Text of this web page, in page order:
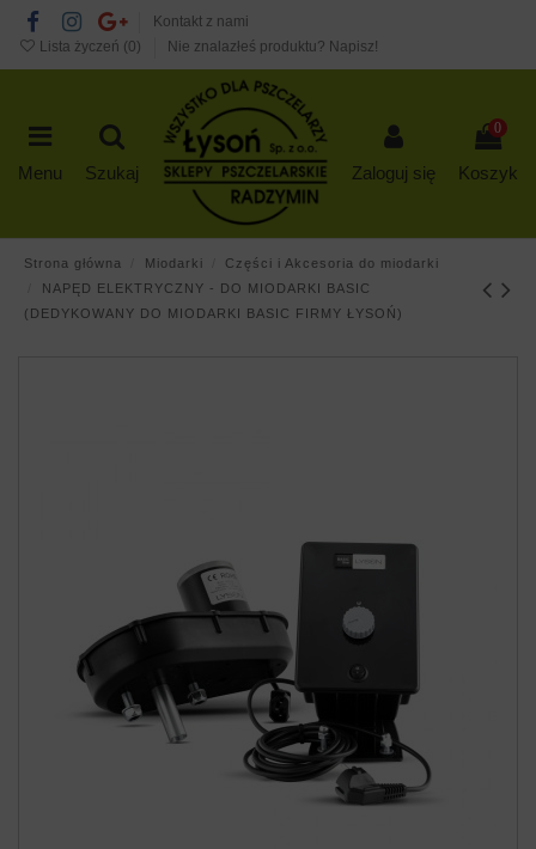
Kontakt z nami
Lista życzeń (0) Nie znalazłeś produktu? Napisz!
Menu Szukaj Zaloguj się
0
Koszyk
Strona główna Miodarki
Części i Akcesoria do miodarki
NAPĘD ELEKTRYCZNY - DO MIODARKI BASIC
(DEDYKOWANY DO MIODARKI BASIC FIRMY ŁYSOŃ)